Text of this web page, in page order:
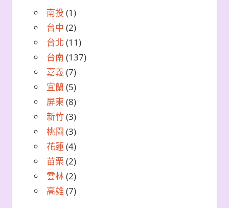
南投 (1)
台中 (2)
台北 (11)
台南 (137)
嘉義(7)
宜蘭 (5)
屏東 (8)
新竹(3)
桃園 (3)
花蓮 (4)
苗栗 (2)
雲林(2)
高雄 (7)